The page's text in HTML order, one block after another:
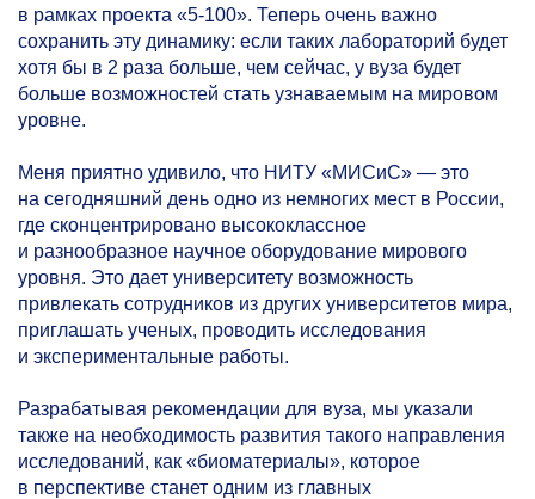
в рамках проекта «5-100». Теперь очень важно
сохранить эту динамику: если таких лабораторий будет
хотя бы в 2 раза больше, чем сейчас, у вуза будет
больше возможностей стать узнаваемым на мировом
уровне.
Меня приятно удивило, что НИТУ «МИСиС» — это
на сегодняшний день одно из немногих мест в России,
где сконцентрировано высококлассное
и разнообразное научное оборудование мирового
уровня. Это дает университету возможность
привлекать сотрудников из других университетов мира,
приглашать ученых, проводить исследования
и экспериментальные работы.
Разрабатывая рекомендации для вуза, мы указали
также на необходимость развития такого направления
исследований, как «биоматериалы», которое
в перспективе станет одним из главных